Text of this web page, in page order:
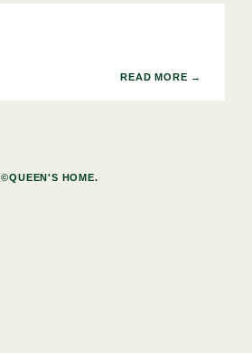
©QUEEN'S HOME.